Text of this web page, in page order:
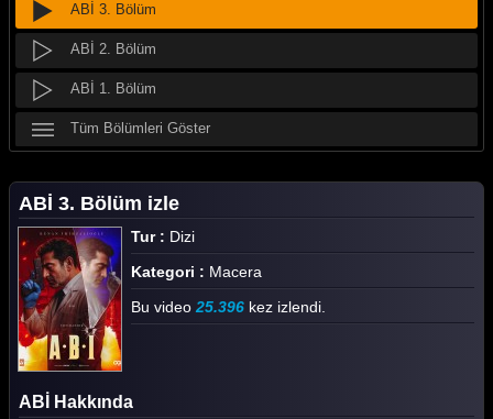
ABİ 3. Bölüm
ABİ 2. Bölüm
ABİ 1. Bölüm
Tüm Bölümleri Göster
ABİ 3. Bölüm izle
Tur : Dizi
Kategori : Macera
Bu video 25.396 kez izlendi.
ABİ Hakkında